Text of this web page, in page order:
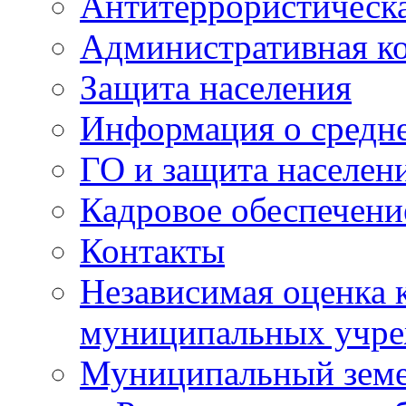
Административная
Защита населения
Информация о
ГО и защита
Кадровое
Контакты
Независимая оценка
муниципальных
Муниципальный